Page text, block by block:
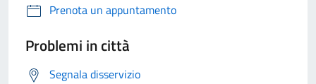
Prenota un appuntamento
Problemi in città
Segnala disservizio